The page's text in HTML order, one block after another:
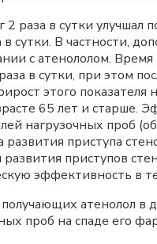
2 раза в сутки
сутки. В частности,
с атенололом.
в сутки, при этом
этого
65 лет и старше.
нагрузочных проб
развития приступа
приступов
эффективность в
атенолол в
проб на спаде его